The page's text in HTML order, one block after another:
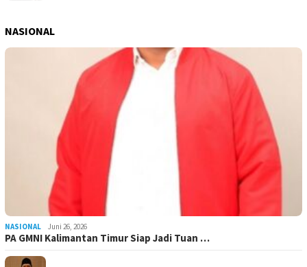
NASIONAL
NASIONAL Juni 26, 2026
PA GMNI Kalimantan Timur Siap Jadi Tuan …